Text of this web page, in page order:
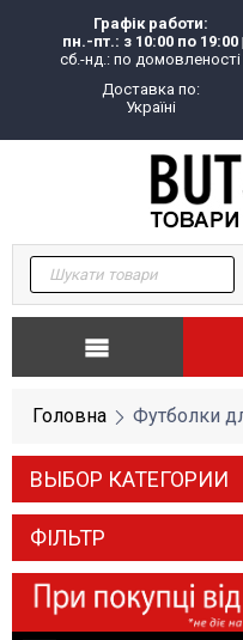
Графік работи:
пн.-пт.: з 10:00 по 19:00
сб.-нд.: по домовленості
Доставка по:
Україні
Головна Футболки
ВЫБОР КАТЕГОРИИ
ФІЛЬТР